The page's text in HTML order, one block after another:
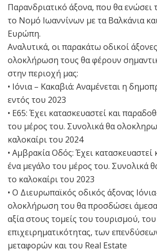
Παρανδριατικό άξονα, που θα ενώσει
το Νομό Ιωαννίνων με τα Βαλκάνια
Ευρώπη.
Αναλυτικά, οι παρακάτω οδικοί
ολοκλήρωση τους θα φέρουν
στην περιοχή μας:
• Ιόνια – Κακαβιά: Αναμένεται η
εντός του 2023
• Ε65: Έχει κατασκευαστεί και
του μέρος του. Συνολικά θα
καλοκαίρι του 2024
• Αμβρακία Οδός: Έχει κατασκευαστεί
ένα μεγάλο του μέρος του. Συνολικά
το καλοκαίρι του 2023
• Ο Διευρωπαϊκός οδικός άξονας
ολοκλήρωση του θα προσδώσει
αξία στους τομείς του τουρισμού,
επιχειρηματικότητας, των
μεταφορών και του Real Estate